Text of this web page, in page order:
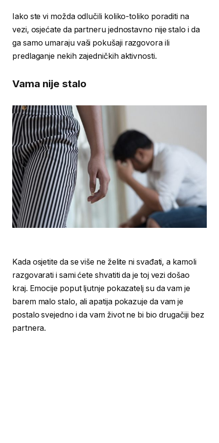
Iako ste vi možda odlučili koliko-toliko poraditi na
vezi, osjećate da partneru jednostavno nije stalo i da
ga samo umaraju vaši pokušaji razgovora ili
predlaganje nekih zajedničkih aktivnosti.
Vama nije stalo
Kada osjetite da se više ne želite ni svađati, a kamoli
razgovarati i sami ćete shvatiti da je toj vezi došao
kraj. Emocije poput ljutnje pokazatelj su da vam je
barem malo stalo, ali apatija pokazuje da vam je
postalo svejedno i da vam život ne bi bio drugačiji bez
partnera.